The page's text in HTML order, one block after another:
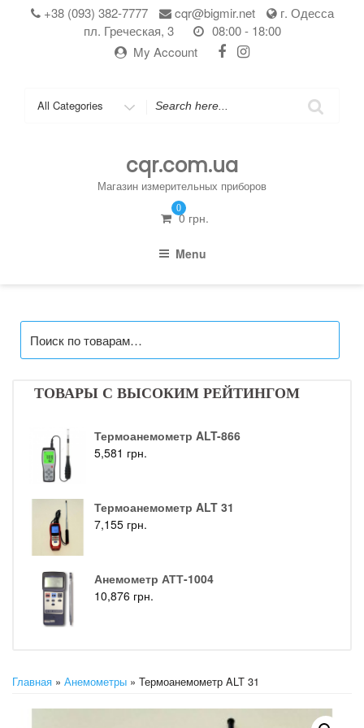
+38 (093) 382-7777 cqr@bigmir.net
г. Одесса
пл. Греческая, 3
08:00 - 18:00
My Account
for
cqr.com.ua
Магазин измерительных приборов
0
0 грн.
Menu
ТОВАРЫ С ВЫСОКИМ РЕЙТИНГОМ
Термоанемометр ALT-866
5,581 грн.
Термоанемометр ALT 31
7,155 грн.
Анемометр АТТ-1004
10,876 грн.
Главная » Анемометры » Термоанемометр ALT 31